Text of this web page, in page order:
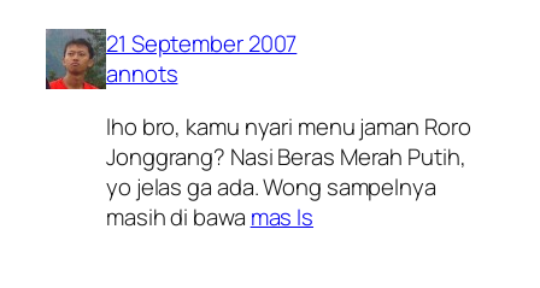
21 September 2007
annots
lho bro, kamu nyari menu jaman Roro
Jonggrang? Nasi Beras Merah Putih,
yo jelas ga ada. Wong sampelnya
masih di bawa mas Is